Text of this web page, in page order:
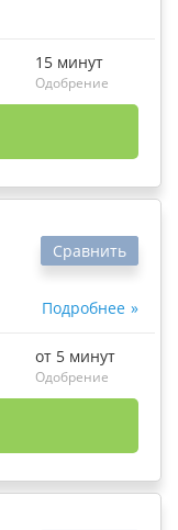
15 минут
Одобрение
Подробнее
Сравнить
от 5 минут
Одобрение